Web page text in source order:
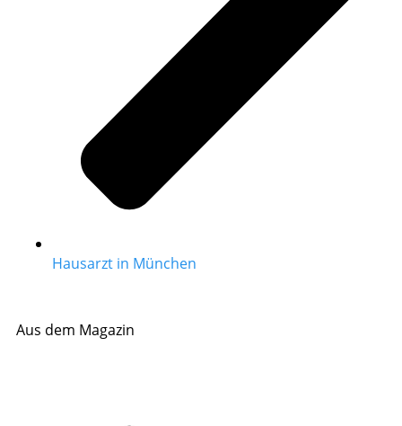
Hausarzt in München
Aus dem Magazin